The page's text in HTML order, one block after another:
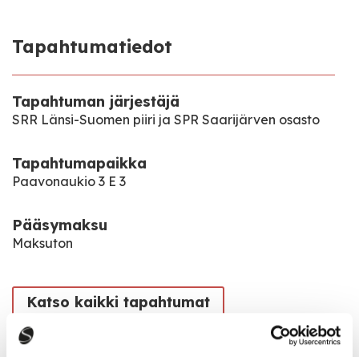
Tapahtumatiedot
Tapahtuman järjestäjä
SRR Länsi-Suomen piiri ja SPR Saarijärven osasto
Tapahtumapaikka
Paavonaukio 3 E 3
Pääsymaksu
Maksuton
Katso kaikki tapahtumat